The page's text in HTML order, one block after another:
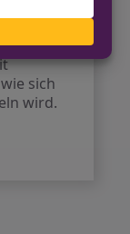
jedoch
sich
wird.